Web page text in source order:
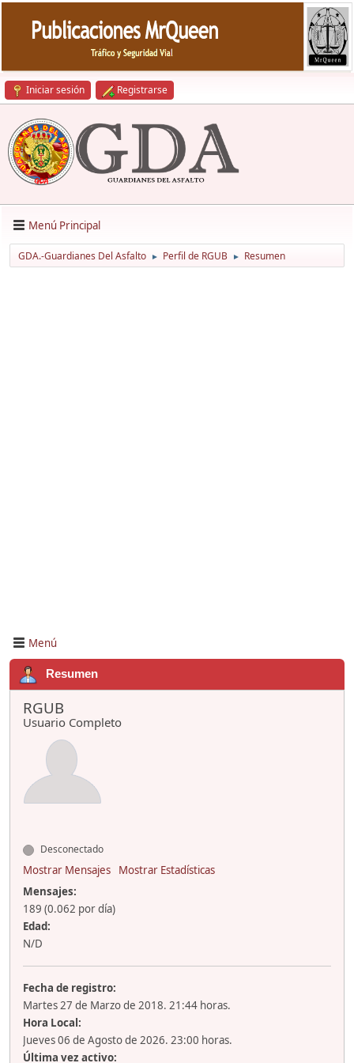
Iniciar sesión Registrarse
Menú Principal
GDA.-Guardianes Del Asfalto ► Perfil de RGUB ► Resumen
Menú
Resumen
RGUB
Usuario Completo
Desconectado
Mostrar Mensajes
Mostrar Estadísticas
Mensajes:
189 (0.062 por día)
Edad:
N/D
Fecha de registro:
Martes 27 de Marzo de 2018. 21:44 horas.
Hora Local:
Jueves 06 de Agosto de 2026. 23:00 horas.
Última vez activo: